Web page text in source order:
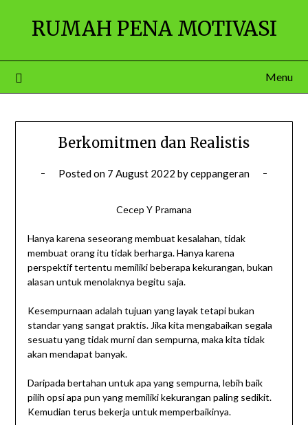
RUMAH PENA MOTIVASI
Menu
Berkomitmen dan Realistis
Posted on 7 August 2022 byceppangeran
Cecep Y Pramana
Hanya karena seseorang membuat kesalahan, tidak
membuat orang itu tidak berharga. Hanya karena
perspektif tertentu memiliki beberapa kekurangan, bukan
alasan untuk menolaknya begitu saja.
Kesempurnaan adalah tujuan yang layak tetapi bukan
standar yang sangat praktis. Jika kita mengabaikan segala
sesuatu yang tidak murni dan sempurna, maka kita tidak
akan mendapat banyak.
Daripada bertahan untuk apa yang sempurna, lebih baik
pilih opsi apa pun yang memiliki kekurangan paling sedikit.
Kemudian terus bekerja untuk memperbaikinya.